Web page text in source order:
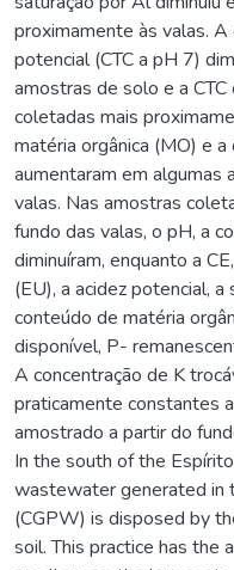
proximamente às valas. A
potencial (CTC a pH 7)
amostras de solo e a
coletadas mais
matéria orgânica (MO) e
aumentaram em algumas
valas. Nas amostras
fundo das valas, o pH, a
diminuíram, enquanto a
(EU), a acidez potencial,
conteúdo de matéria
disponível, P-
A concentração de K
praticamente constantes
amostrado a partir do
In the south of the
wastewater generated in
(CGPW) is disposed by
soil. This practice has the